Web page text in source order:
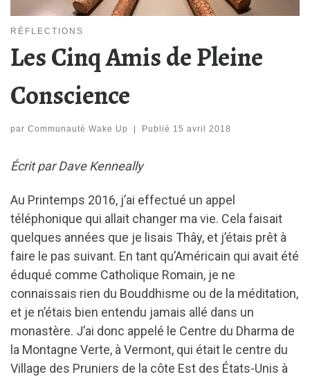
RÉFLECTIONS
Les Cinq Amis de Pleine
Conscience
par Communauté Wake Up | Publié 15 avril 2018
Écrit par Dave Kenneally
Au Printemps 2016, j’ai effectué un appel
téléphonique qui allait changer ma vie. Cela faisait
quelques années que je lisais Thây, et j’étais prêt à
faire le pas suivant. En tant qu’Américain qui avait été
éduqué comme Catholique Romain, je ne
connaissais rien du Bouddhisme ou de la méditation,
et je n’étais bien entendu jamais allé dans un
monastère. J’ai donc appelé le Centre du Dharma de
la Montagne Verte, à Vermont, qui était le centre du
Village des Pruniers de la côte Est des États-Unis à